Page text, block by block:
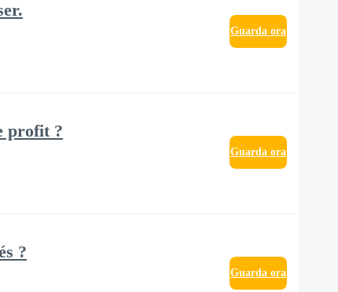
Guarda ora
profit ?
Guarda ora
?
Guarda ora